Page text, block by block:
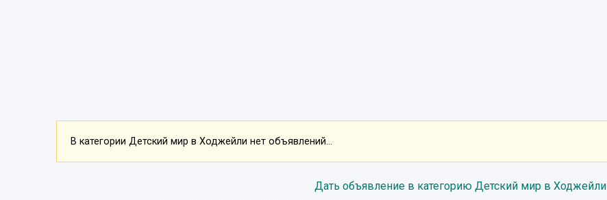
В категории Детский мир в Ходжейли нет объявлений...
Дать объявление в категорию Детский мир в Ходжейли